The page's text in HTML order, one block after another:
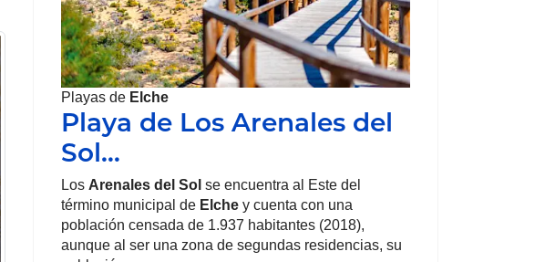
Playas de Elche
Playa de Los Arenales del
Sol…
Los Arenales del Sol se encuentra al Este del
término municipal de Elche y cuenta con una
población censada de 1.937 habitantes (2018),
aunque al ser una zona de segundas residencias, su